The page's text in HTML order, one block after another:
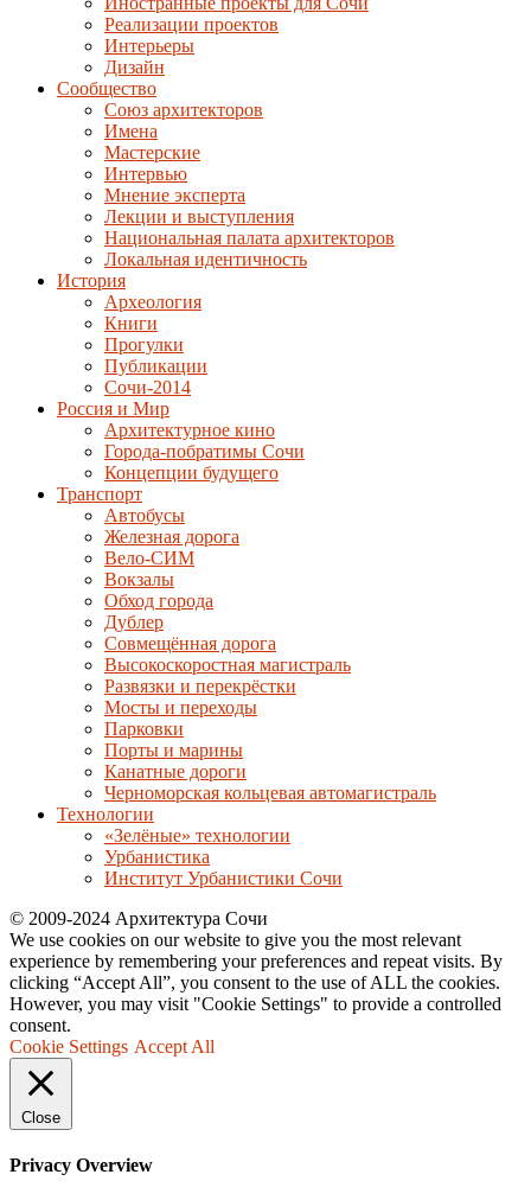
Реализации проектов
Интерьеры
Дизайн
Сообщество
Союз архитекторов
Имена
Мастерские
Интервью
Мнение эксперта
Лекции и выступления
Национальная палата архитекторов
Локальная идентичность
История
Археология
Книги
Прогулки
Публикации
Сочи-2014
Россия и Мир
Архитектурное кино
Города-побратимы Сочи
Концепции будущего
Транспорт
Автобусы
Железная дорога
Вело-СИМ
Вокзалы
Обход города
Дублер
Совмещённая дорога
Высокоскоростная магистраль
Развязки и перекрёстки
Мосты и переходы
Парковки
Порты и марины
Канатные дороги
Черноморская кольцевая автомагистраль
Технологии
«Зелёные» технологии
Урбанистика
Институт Урбанистики Сочи
© 2009-2024 Архитектура Сочи
We use cookies on our website to give you the most relevant
experience by remembering your preferences and repeat visits. By
clicking “Accept All”, you consent to the use of ALL the cookies.
However, you may visit "Cookie Settings" to provide a controlled
consent.
Cookie Settings Accept All
Close
Privacy Overview